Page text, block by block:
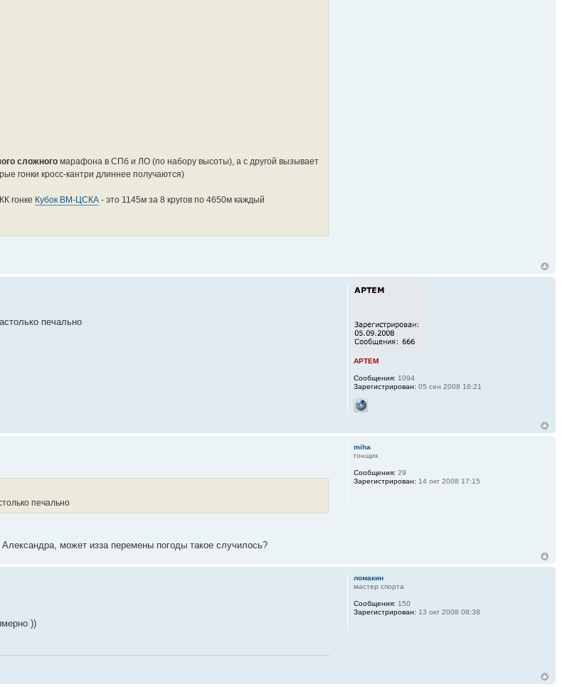
сложного марафона в СПб и ЛО (по набору высоты), а с другой вызывает
гонки кросс-кантри длиннее получаются)
гонке Кубок ВМ-ЦСКА - это 1145м за 8 кругов по 4650м каждый
печально
APTEM
Сообщения: 1094
Зарегистрирован: 05 сен 2008 16:21
печально
может изза перемены погоды такое случилось?
miha
гонщик
Сообщения: 29
Зарегистрирован: 14 окт 2008 17:15
))
ломакин
мастер спорта
Сообщения: 150
Зарегистрирован: 13 окт 2008 08:38